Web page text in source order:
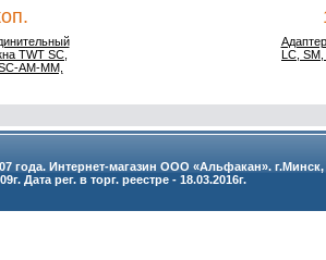
TWT SC,
AM-MM,
LC,
года. Интернет-магазин ООО «Альфакан».
Дата рег. в торг. реестре - 18.03.2016г.